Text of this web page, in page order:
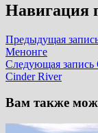
Навигация
Предыдущая
Менонге
Следующая запись
Cinder River
Вам также